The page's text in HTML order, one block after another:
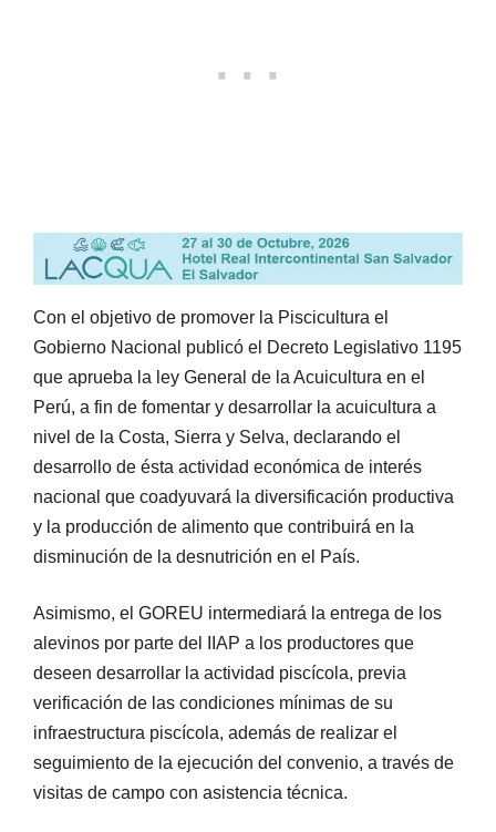
Con el objetivo de promover la Piscicultura el
Gobierno Nacional publicó el Decreto Legislativo 1195
que aprueba la ley General de la Acuicultura en el
Perú, a fin de fomentar y desarrollar la acuicultura a
nivel de la Costa, Sierra y Selva, declarando el
desarrollo de ésta actividad económica de interés
nacional que coadyuvará la diversificación productiva
y la producción de alimento que contribuirá en la
disminución de la desnutrición en el País.
Asimismo, el GOREU intermediará la entrega de los
alevinos por parte del IIAP a los productores que
deseen desarrollar la actividad piscícola, previa
verificación de las condiciones mínimas de su
infraestructura piscícola, además de realizar el
seguimiento de la ejecución del convenio, a través de
visitas de campo con asistencia técnica.